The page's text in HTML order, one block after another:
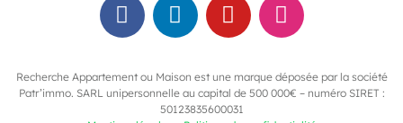
Recherche Appartement ou Maison est une marque déposée par la société
Patr’immo. SARL unipersonnelle au capital de 500 000€ – numéro SIRET :
50123835600031